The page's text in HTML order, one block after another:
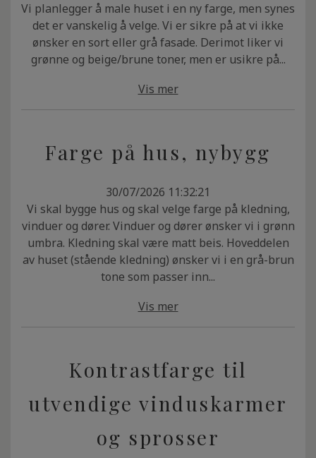
Vi planlegger å male huset i en ny farge, men synes
det er vanskelig å velge. Vi er sikre på at vi ikke
ønsker en sort eller grå fasade. Derimot liker vi
grønne og beige/brune toner, men er usikre på...
Vis mer
Farge på hus, nybygg
30/07/2026 11:32:21
Vi skal bygge hus og skal velge farge på kledning,
vinduer og dører. Vinduer og dører ønsker vi i grønn
umbra. Kledning skal være matt beis. Hoveddelen
av huset (stående kledning) ønsker vi i en grå-brun
tone som passer inn...
Vis mer
Kontrastfarge til
utvendige vinduskarmer
og sprosser